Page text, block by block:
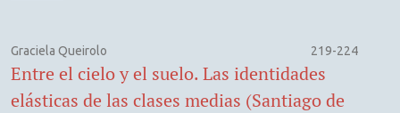
Graciela Queirolo 219-224
Entre el cielo y el suelo. Las identidades
elásticas de las clases medias (Santiago de